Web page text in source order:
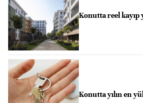
Konutta reel kayıp
Konutta yılın en